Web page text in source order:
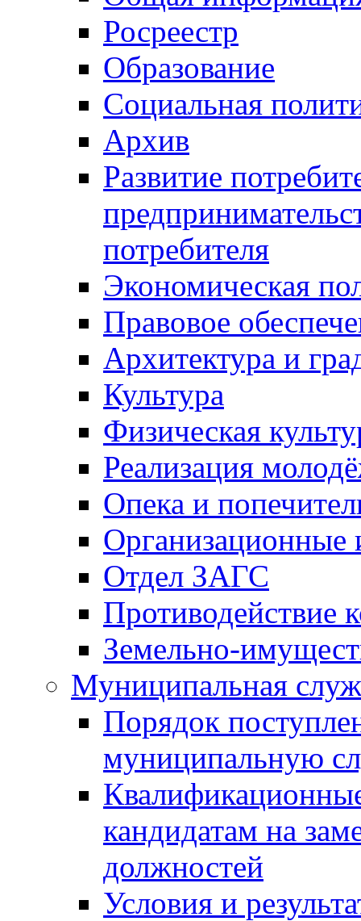
Росреестр
Образование
Социальная
Архив
Развитие
потребителя
Экономическая
Правовое
Архитектура и
Культура
Физическая
Реализация
Опека и
Отдел ЗАГС
Противодействие
Земельно-
Муниципальная
Порядок
муниципальную
кандидатам на
должностей
Условия и